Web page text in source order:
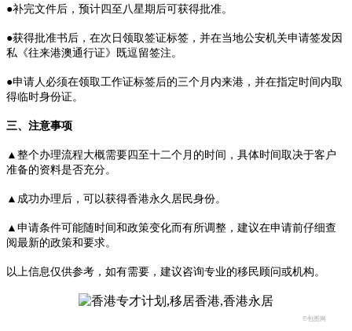
●补完文件后，预计四至八星期后可获得批准。
●获得批准书后，在次日领取签证标签，并在当地公安机关申请签发因
私《往来港澳通行证》既逗留签注。
●申请人必须在领取工作证标签后的三个月内来港，并在指定时间内取
得临时身份证。
三、注意事项
▲整个办理流程大概需要四至十二个月的时间，具体时间取决于客户
准备的资料是否充分。
▲成功办理后，可以获得香港永久居民身份。
▲申请条件可能随时间和政策变化而有所调整，建议在申请前仔细查
阅最新的政策和要求。
以上信息仅供参考，如有需要，建议咨询专业的移民顾问或机构。
©包图网